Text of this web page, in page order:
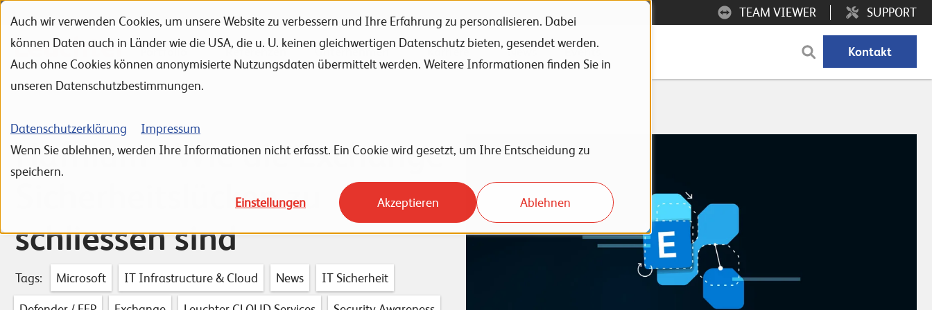
Auch wir verwenden Cookies, um unsere Website zu verbessern und Ihre Erfahrung zu personalisieren. Dabei
können Daten auch in Länder wie die USA, die u. U. keinen gleichwertigen Datenschutz bieten, gesendet werden.
Auch ohne Cookies können anonymisierte Nutzungsdaten übermittelt werden. Weitere Informationen finden Sie in
unseren Datenschutzbestimmungen.
Datenschutzerklärung
Impressum
Wenn Sie ablehnen, werden Ihre Informationen nicht erfasst. Ein Cookie wird gesetzt, um Ihre Entscheidung zu
speichern.
Einstellungen Akzeptieren Ablehnen
Portfolio
Referenzen Unternehmen Karriere News Events Kontakt
SUPPORT
TEAM VIEWER
Hafnium - Wie die Exchange
Sicherheitslücken zu
schliessen sind
Tags: Microsoft IT Infrastructure & Cloud News IT Sicherheit